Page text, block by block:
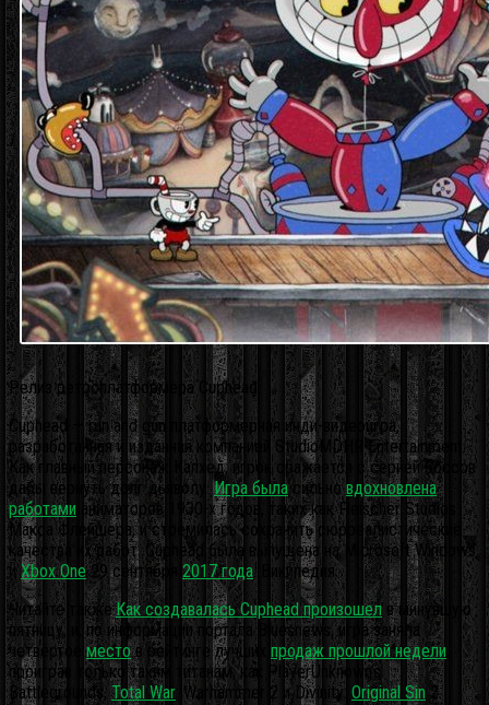
Релиз ретроплатформера Cuphead
Cuphead — run and gun платформерная инди-видеоигра,
разработанная и изданная компанией StudioMDHR Entertainment.
Как главный персонаж Капхед, игрок сражается с серией боссов
дабы вернуть долг дьяволу.Игра быласильновдохновлена
работами аниматоров 1930-х годов, таких как Fleischer Studios
Макса Флейшера, и стремилась сохранить сюрреалистические
качества их работ. Cuphead была выпущена на Microsoft Windows
иXbox One29 сентября 2017 года. Википедия
Читайте также:Как создавалась Cuphead произошелв минувшую
пятницу, и, по информации портала Bluesnews, игра заняла
четвёртоеместов рейтинге лучших продаж прошлой недели
проиграв только таким титанам, как PlayerUnknown’s
Battlegrounds,Total War : Warhammer 2 и Divinity: Original Sin 2.